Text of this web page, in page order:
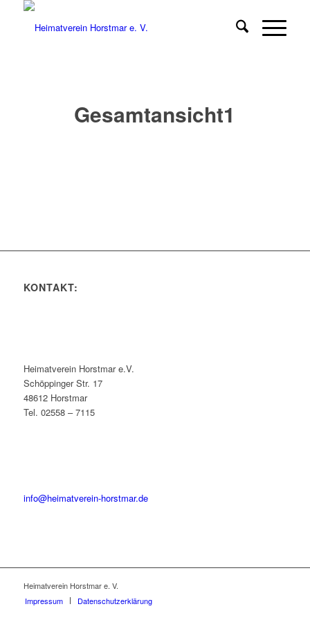
Gesamtansicht1
KONTAKT:
Heimatverein Horstmar e.V.
Schöppinger Str. 17
48612 Horstmar
Tel. 02558 – 7115
info@heimatverein-horstmar.de
Heimatverein Horstmar e. V.
Impressum
Datenschutzerklärung